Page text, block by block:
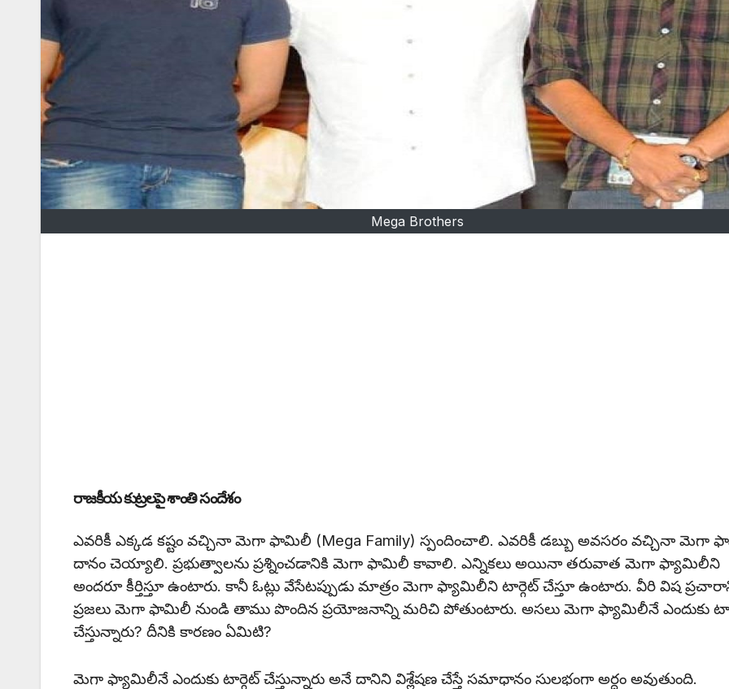
Mega Brothers
రాజకీయ కుట్రలపై శాంతి సందేశం
ఎవరికీ ఎక్కడ కష్టం వచ్చినా మెగా ఫామిలీ (Mega Family) స్పందించాలి. ఎవరికీ డబ్బు అవసరం వచ్చినా మెగా
దానం చెయ్యాలి. ప్రభుత్వాలను ప్రశ్నించడానికి మెగా ఫామిలీ కావాలి. ఎన్నికలు అయినా తరువాత మెగా ఫ్యామిలీని
అందరూ కీర్తిస్తూ ఉంటారు. కానీ ఓట్లు వేసేటప్పుడు మాత్రం మెగా ఫ్యామిలీని టార్గెట్ చేస్తూ ఉంటారు. వీరి విష
ప్రజలు మెగా ఫామిలీ నుండి తాము పొందిన ప్రయోజనాన్ని మరిచి పోతుంటారు. అసలు మెగా ఫ్యామిలీనే ఎందుకు
చేస్తున్నారు? దీనికి కారణం ఏమిటి?
మెగా ఫ్యామిలీనే ఎందుకు టార్గెట్ చేస్తున్నారు అనే దానిని విశ్లేషణ చేస్తే సమాధానం సులభంగా అర్ధం అవుతుంది.